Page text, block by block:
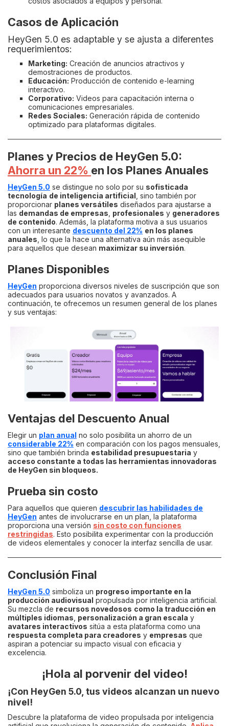
Casos de Aplicación
HeyGen 5.0 es adaptable y se ajusta a diferentes
requerimientos:
Marketing: Creación de anuncios atractivos y
demostraciones de productos.
Educación: Producción de contenido e-learning
interactivo.
Corporativo: Videos para capacitación interna o
comunicaciones empresariales.
Redes Sociales: Generación rápida de contenido
optimizado para plataformas digitales.
Planes y Precios de HeyGen 5.0:
Ahorra un 22% en los Planes Anuales
HeyGen 5.0 se distingue no solo por su sofisticada
tecnología de inteligencia artificial, sino también por
proporcionar planes versátiles diseñados para ajustarse a
las demandas de empresas, profesionales y generadores
de contenido. Además, la plataforma motiva a sus usuarios
con un interesante descuento del 22% en los planes
anuales, lo que la hace una alternativa aún más asequible
para aquellos que desean maximizar su inversión.
Planes Disponibles
HeyGen proporciona diversos niveles de suscripción que son
adecuados para usuarios novatos y avanzados. A
continuación, te ofrecemos un resumen general de los planes
y sus ventajas:
Ventajas del Descuento Anual
Elegir un plan anual no solo posibilita un ahorro de un
considerable 22% en comparación con los pagos mensuales,
sino que también brinda estabilidad presupuestaria y
acceso constante a todas las herramientas innovadoras
de HeyGen sin bloqueos.
Prueba sin costo
Para aquellos que quieren descubrir las habilidades de
HeyGen antes de involucrarse en un plan, la plataforma
proporciona una versión sin costo con funciones
restringidas. Esto posibilita experimentar con la producción
de videos elementales y conocer la interfaz sencilla de usar.
Conclusión Final
HeyGen 5.0 simboliza un progreso importante en la
producción audiovisual propulsada por inteligencia artificial.
Su mezcla de recursos novedosos como la traducción en
múltiples idiomas personalización a gran escala y
avatares interactivos sitúa a esta plataforma como una
respuesta completa para creadores y empresas que
aspiran a potenciar su impacto visual con eficacia y
excelencia.
¡Hola al porvenir del video!
¡Con HeyGen 5.0, tus videos alcanzan un nuevo
nivel!
Descubre la plataforma de video propulsada por inteligencia